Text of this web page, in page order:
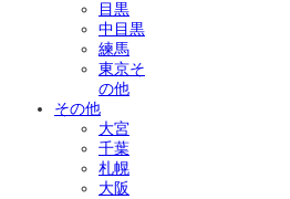
目黒
中目黒
練馬
東京そ
の他
その他
大宮
千葉
札幌
大阪